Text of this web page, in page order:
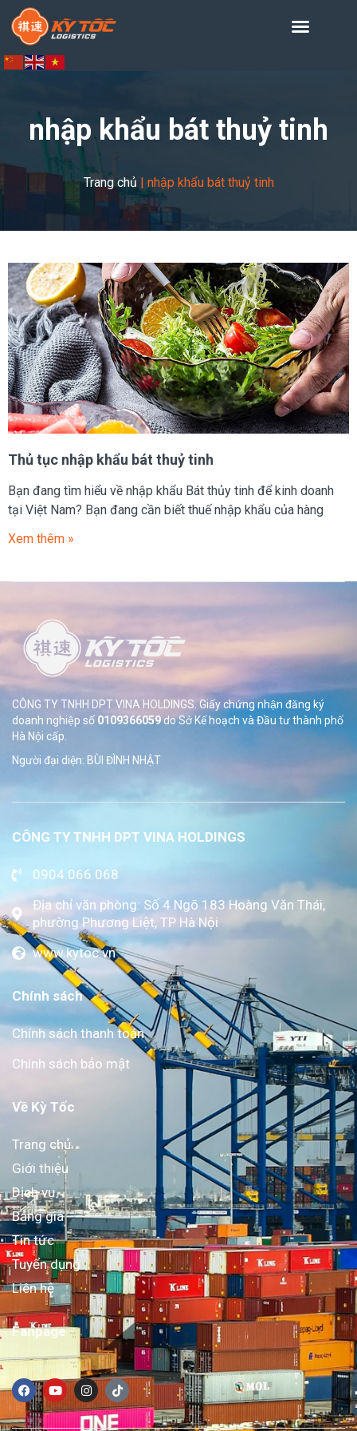
nhập khẩu bát thuỷ tinh
Trang chủ | nhập khẩu bát thuỷ tinh
Thủ tục nhập khẩu bát thuỷ tinh
Bạn đang tìm hiểu về nhập khẩu Bát thủy tinh để kinh doanh
tại Việt Nam? Bạn đang cần biết thuế nhập khẩu của hàng
Xem thêm »
CÔNG TY TNHH DPT VINA HOLDINGS. Giấy chứng nhận đăng ký
doanh nghiệp số 0109366059do SởKế hoạch và Đầu tư thành phố
Hà Nội cấp.
Người đại diện: BÙI ĐÌNH NHẬT
CÔNG TY TNHH DPT VINA HOLDINGS
0904.066.068
Địa chỉ văn phòng: Số 4 Ngõ 183 Hoàng Văn Thái,
phường Phương Liệt, TP Hà Nội
www.kytoc.vn
Chính sách
Chính sách thanh toán
Chính sách bảo mật
Về Kỳ Tốc
Trang chủ
Giới thiệu
Dịch vụ
Bảng giá
Tin tức
Tuyển dụng
Liên hệ
Fanpage